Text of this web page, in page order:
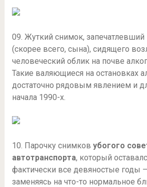
09. Жуткий снимок, запечатлевший
(скорее всего, сына), сидящего
человеческий облик на почве
Такие валяющиеся на остановках
достаточно рядовым явлением и
начала 1990-х.
10. Парочку снимков убогого
автотранспорта, который
фактически все девяностые годы
заменяясь на что-то нормальное